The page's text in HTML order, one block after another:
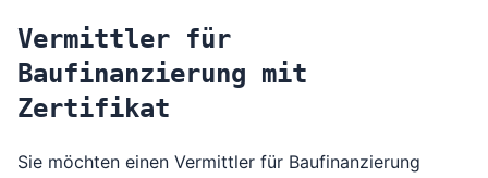
Vermittler für
Baufinanzierung mit
Zertifikat
Sie möchten einen Vermittler für Baufinanzierung